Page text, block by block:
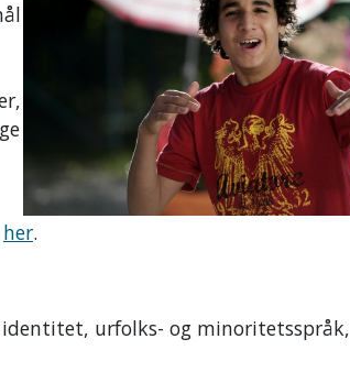
her.
urfolks- og minoritetsspråk,